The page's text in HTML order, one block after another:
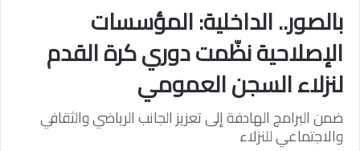
بالصور.. الداخلية: المؤسسات
الإصلاحية نظّمت دوري كرة القدم
لنزلاء السجن العمومي
ضمن البرامج الهادفة إلى تعزيز الجانب الرياضي والثقافي
والاجتماعي للنزلاء